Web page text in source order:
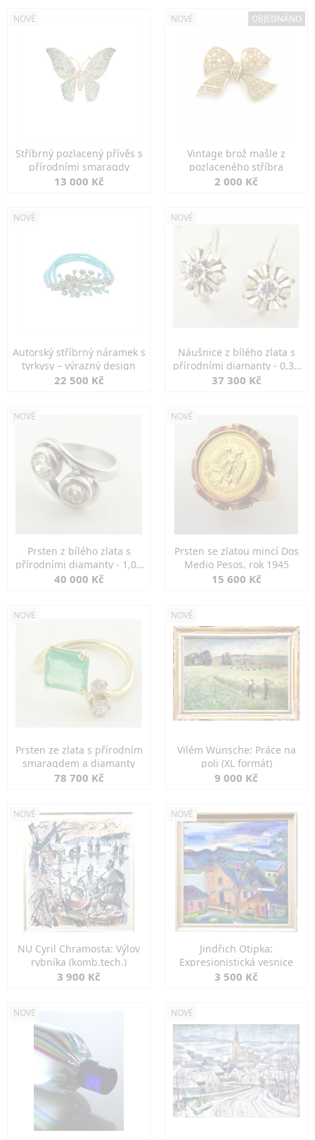
NOVÉ
Stříbrný pozlacený přívěs s
přírodními smaragdy
13 000 Kč
NOVÉ OBJEDNÁNO
Vintage brož mašle z
pozlaceného stříbra
2 000 Kč
NOVÉ
Autorský stříbrný náramek s
tyrkysy – výrazný design
22 500 Kč
NOVÉ
Náušnice z bílého zlata s
přírodními diamanty - 0,30
ct
37 300 Kč
NOVÉ
Prsten z bílého zlata s
přírodními diamanty - 1,00
ct
40 000 Kč
NOVÉ
Prsten se zlatou mincí Dos
Medio Pesos, rok 1945
15 600 Kč
NOVÉ
Prsten ze zlata s přírodním
smaragdem a diamanty
78 700 Kč
NOVÉ
Vilém Wünsche: Práce na
poli (XL formát)
9 000 Kč
NOVÉ
NU Cyril Chramosta: Výlov
rybníka (komb.tech.)
3 900 Kč
NOVÉ
Jindřich Otipka:
Expresionistická vesnice
3 500 Kč
NOVÉ NOVÉ